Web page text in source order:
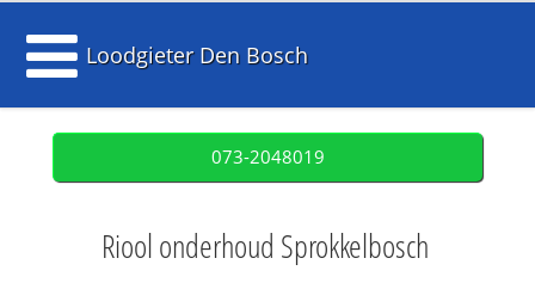
Loodgieter Den Bosch
073-2048019
Riool onderhoud Sprokkelbosch